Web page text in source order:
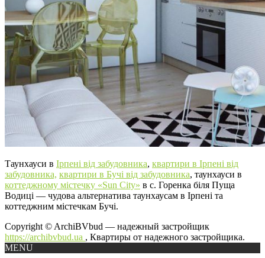
Таунхауси в Ірпені від забудовника, квартири в Ірпені від
забудовника, квартири в Бучі від забудовника, таунхауси в
коттеджному містечку «Sun City» в с. Горенка біля Пуща
Водиці — чудова альтернатива таунхаусам в Ірпені та
коттеджним містечкам Бучі.
Copyright © ArchiBVbud — надежный застройщик
https://archibvbud.ua , Квартиры от надежного застройщика.
MENU